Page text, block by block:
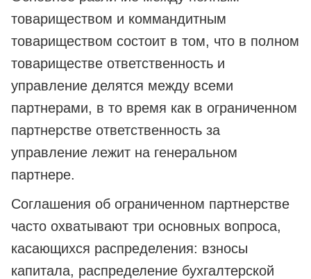
товариществом и коммандитным
товариществом состоит в том, что в полном
товариществе ответственность и
управление делятся между всеми
партнерами, в то время как в ограниченном
партнерстве ответственность за
управление лежит на генеральном
партнере.
Соглашения об ограниченном партнерстве
часто охватывают три основных вопроса,
касающихся распределения: взносы
капитала, распределение бухгалтерской